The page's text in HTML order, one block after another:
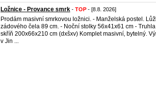
Ložnice - Provance smrk - TOP - [8.8. 2026]
Prodám masivní smrkovou ložnici. - Manželská postel.
zádového čela 89 cm. - Noční stolky 56x41x61 cm -
skříň 200x66x210 cm (dxšxv) Komplet masivní, bytelný.
v Jin ...